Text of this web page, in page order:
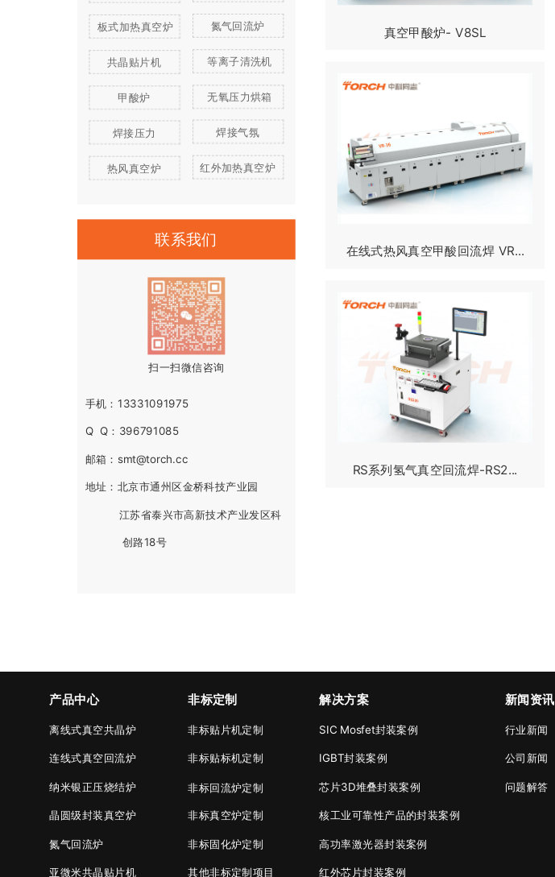
真空甲酸炉- V8SL
在线式热风真空甲酸回流焊 VR...
RS系列氢气真空回流焊-RS2...
共晶贴片机
焊接压力
板式加热真空炉
甲酸炉
热风真空炉
等离子清洗机
焊接气氛
氮气回流炉
无氧压力烘箱
红外加热真空炉
联系我们
扫一扫微信咨询
手机：13331091975
Q Q：396791085
邮箱：smt@torch.cc
地址：北京市通州区金桥科技产业园
江苏省泰兴市高新技术产业发区科
创路18号
产品中心 非标定制 解决方案 新闻资讯
离线式真空共晶炉
连线式真空回流炉
纳米银正压烧结炉
晶圆级封装真空炉
氮气回流炉
亚微米共晶贴片机
非标贴片机定制
非标贴标机定制
非标回流炉定制
非标真空炉定制
非标固化炉定制
其他非标定制项目
SIC Mosfet封装案例
IGBT封装案例
芯片3D堆叠封装案例
核工业可靠性产品的封装案例
高功率激光器封装案例
红外芯片封装案例
行业新闻
公司新闻
问题解答